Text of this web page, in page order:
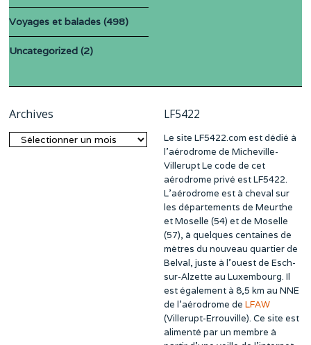
Voyages et balades (498)
Uncategorized (2)
Archives
Archives
LF5422
Le site LF5422.com est dédié à
l’aérodrome de Micheville-
Villerupt Le code de cet
aérodrome privé est LF5422.
L’aérodrome est à cheval sur
les départements de Meurthe
et Moselle (54) et de Moselle
(57), à quelques centaines de
mètres du nouveau quartier de
Belval, juste à l’ouest de Esch-
sur-Alzette au Luxembourg. Il
est également à 8,5 km au NNE
de l’aérodrome de LFAW
(Villerupt-Errouville). Ce site est
alimenté par un membre à